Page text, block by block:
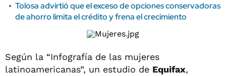
Tolosa advirtió que el exceso de opciones conservadoras
de ahorro limita el crédito y frena el crecimiento
Según la “Infografía de las mujeres
latinoamericanas”, un estudio de Equifax,